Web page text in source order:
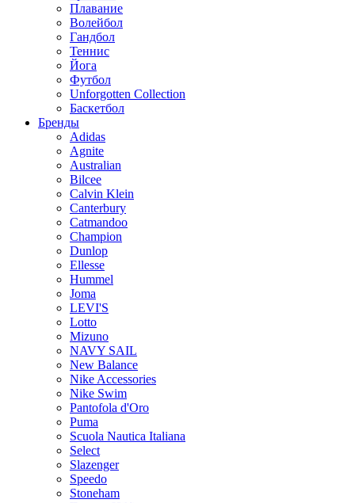
Плавание
Волейбол
Гандбол
Теннис
Йога
Футбол
Unforgotten Collection
Баскетбол
Бренды
Adidas
Agnite
Australian
Bilcee
Calvin Klein
Canterbury
Catmandoo
Champion
Dunlop
Ellesse
Hummel
Joma
LEVI'S
Lotto
Mizuno
NAVY SAIL
New Balance
Nike Accessories
Nike Swim
Pantofola d'Oro
Puma
Scuola Nautica Italiana
Select
Slazenger
Speedo
Stoneham